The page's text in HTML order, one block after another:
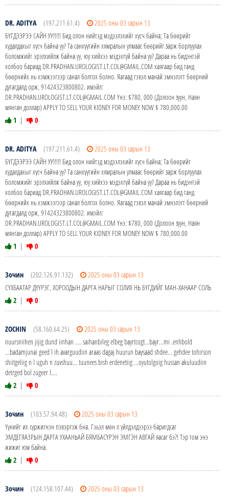
DR. ADITYA (197.211.61.4)
2025 оны 03 сарын 13
БҮГДЭЭРЭЭ САЙН УУ!!!!! Бид олон нийтэд мэдээлэхийг хүсч байна; Та бөөрийг
худалдахыг хүсч байна уу? Та санхүүгийн хямралын улмаас бөөрийг зарж борлуулах
боломжийг эрэлхийлж байна уу, юу хийхээ мэдэхгүй байна уу? Дараа нь бидэнтэй
холбоо бариад DR.PRADHAN.UROLOGIST.LT.COL@GMAIL.COM хаягаар бид танд
бөөрнийх нь хэмжээгээр санал болгох болно. Яагаад гэвэл манай эмнэлэгт бөөрний
дутагдалд орж, 91424323800802. имэйл:
DR.PRADHAN.UROLOGIST.LT.COL@GMAIL.COM Yнэ: $780, 000 (Долоон зуун, Наян
мянган доллар) APPLY TO SELL YOUR KIDNEY FOR MONEY NOW $ 780,000.00
1 | 0
DR. ADITYA (197.211.61.4)
2025 оны 03 сарын 13
БҮГДЭЭРЭЭ САЙН УУ!!!!! Бид олон нийтэд мэдээлэхийг хүсч байна; Та бөөрийг
худалдахыг хүсч байна уу? Та санхүүгийн хямралын улмаас бөөрийг зарж борлуулах
боломжийг эрэлхийлж байна уу, юу хийхээ мэдэхгүй байна уу? Дараа нь бидэнтэй
холбоо бариад DR.PRADHAN.UROLOGIST.LT.COL@GMAIL.COM хаягаар бид танд
бөөрнийх нь хэмжээгээр санал болгох болно. Яагаад гэвэл манай эмнэлэгт бөөрний
дутагдалд орж, 91424323800802. имэйл:
DR.PRADHAN.UROLOGIST.LT.COL@GMAIL.COM Yнэ: $780, 000 (Долоон зуун, Наян
мянган доллар) APPLY TO SELL YOUR KIDNEY FOR MONEY NOW $ 780,000.00
1 | 0
Зочин (202.126.91.132)
2025 оны 03 сарын 13
СҮХБААТАР ДҮҮРЭГ, ХОРООДЫН ДАРГА НАРЫГ СОЛИХ НЬ БҮГДИЙГ МАН-ХАНААР СОЛЬ
2 | 0
ZOCHIN (58.160.64.25)
2025 оны 03 сарын 13
nuursniihen jijig dund iinhan .... saihanbileg elbeg bayrtcogt...bayr...mi .enhbold
...badamjunai geed l ih avarguudiin araas dagaj huurun baysaad shdee... gehdee tohirson
shiitgeliig n l uguh n zuvshuu... tuunees bish erdenetiig ...oyutolgoig hussan akuluudiin
detrged bol zugeer l....
2 | 0
Зочин (103.57.94.48)
2025 оны 03 сарын 13
Үүнийг их сүржигнэн пэвэргэж бна. Гэьэл мөн л үйлдэлдээрээ баригдсаг
ЭМДЕГЯАЗРЫН ДАРГА УХААНЬАЙ БЯМБАСҮРЭН ЭМГЭН АВГАЙ яасаг бэ?! Тэр том энэ
жижиг юм байна.
2 | 0
Зочин (124.158.107.44)
2025 оны 03 сарын 13